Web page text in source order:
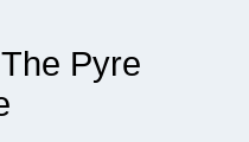
Pyre